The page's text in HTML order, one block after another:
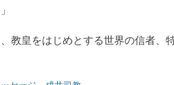
教皇をはじめとする世界の信者、